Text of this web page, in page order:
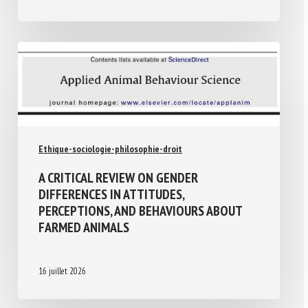
Ethique-sociologie-philosophie-droit
A CRITICAL REVIEW ON GENDER
DIFFERENCES IN ATTITUDES,
PERCEPTIONS, AND BEHAVIOURS ABOUT
FARMED ANIMALS
16 juillet 2026